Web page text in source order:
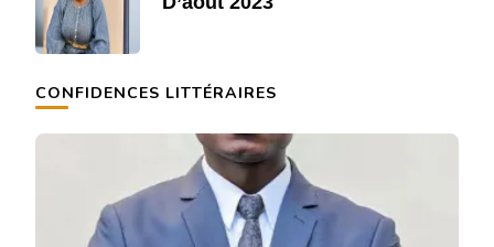
CONFIDENCES LITTÉRAIRES